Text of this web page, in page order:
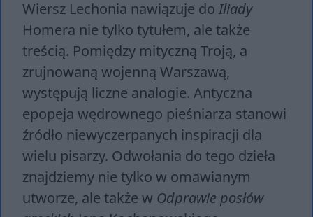
Wiersz Lechonia nawiązuje do Iliady
Homera nie tylko tytułem, ale także
treścią. Pomiędzy mityczną Troją, a
zrujnowaną wojenną Warszawą,
występują liczne analogie. Antyczna
epopeja wędrownego pieśniarza stanowi
źródło niewyczerpanych inspiracji dla
wielu pisarzy. Odwołania do tego dzieła
znajdziemy nie tylko w omawianym
utworze, ale także w Odprawie posłów